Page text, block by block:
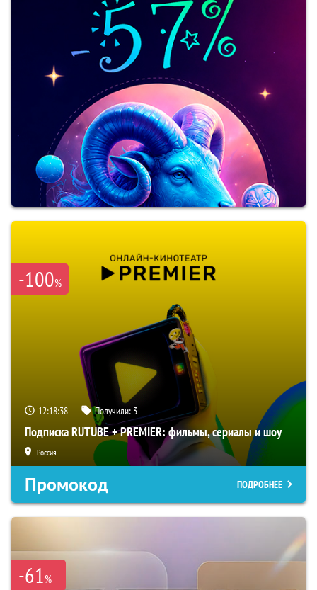
-100%
12:18:37 Получили: 3
Подписка RUTUBE + PREMIER: фильмы, сериалы и шоу
Россия
Промокод ПОДРОБНЕЕ
-61%